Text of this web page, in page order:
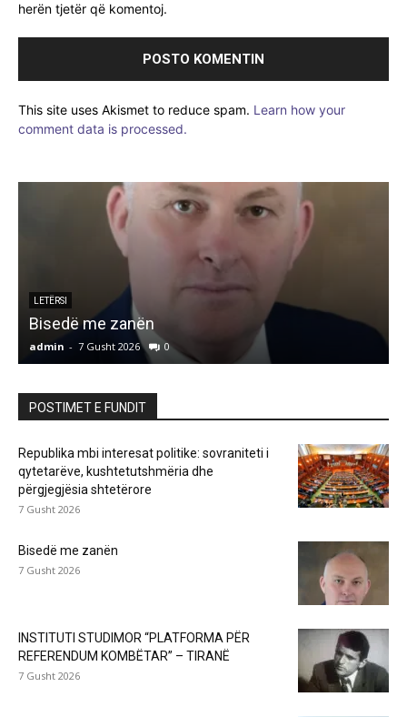
herën tjetër që komentoj.
This site uses Akismet to reduce spam. Learn how your
comment data is processed.
LETËRSI
Bisedë me zanën
admin - 7 Gusht 2026 0
POSTIMET E FUNDIT
Republika mbi interesat politike: sovraniteti i
qytetarëve, kushtetutshmëria dhe
përgjegjësia shtetërore
7 Gusht 2026
Bisedë me zanën
7 Gusht 2026
INSTITUTI STUDIMOR “PLATFORMA PËR
REFERENDUM KOMBËTAR” – TIRANË
7 Gusht 2026